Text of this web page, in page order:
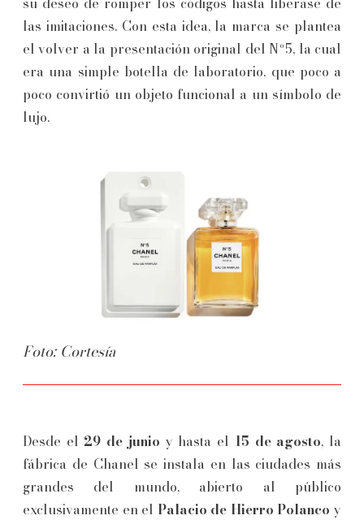
las imitaciones. Con esta idea, la marca se plantea
el volver a la presentación original del Nº5, la cual
era una simple botella de laboratorio, que poco a
poco convirtió un objeto funcional a un símbolo de
lujo.
Foto: Cortesía
Desde el 29 de junio y hasta el 15 de agosto, la
fábrica de Chanel se instala en las ciudades más
grandes del mundo, abierto al público
exclusivamente en el Palacio de Hierro Polanco y